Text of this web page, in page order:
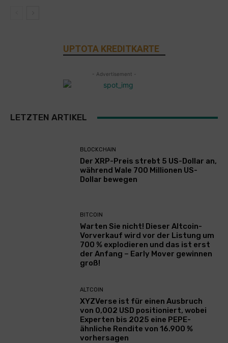
UPTOTA KREDITKARTE
- Advertisement -
LETZTEN ARTIKEL
BLOCKCHAIN
Der XRP-Preis strebt 5 US-Dollar an,
während Wale 700 Millionen US-
Dollar bewegen
BITCOIN
Warten Sie nicht! Dieser Altcoin-
Vorverkauf wird vor der Listung um
700 % explodieren und das ist erst
der Anfang – Early Mover gewinnen
groß!
ALTCOIN
XYZVerse ist für einen Ausbruch
von 0,002 USD positioniert, wobei
Experten bis 2025 eine PEPE-
ähnliche Rendite von 16.900 %
vorhersagen